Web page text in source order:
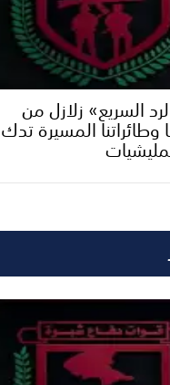
السريع» زلازل من
وطائراتنا المسيرة تدك